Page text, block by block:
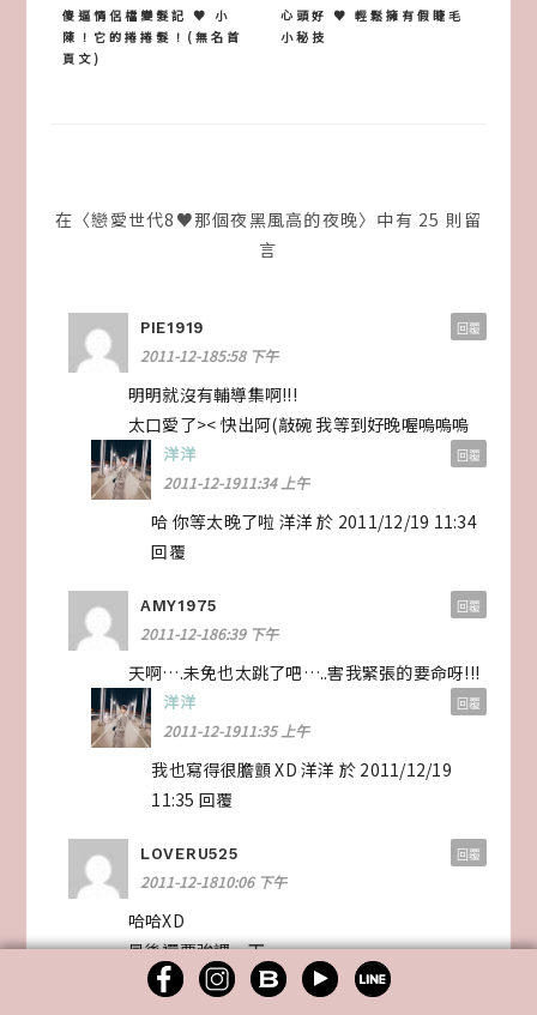
章
導
傻逼情侶檔變髮記 ♥ 小
陳！它的捲捲髮！(無名首
頁文)
心頭好 ♥ 輕鬆擁有假睫毛
小秘技
在〈戀愛世代8♥那個夜黑風高的夜晚〉中有 25 則留
言
PIE1919
2011-12-185:58 下午
明明就沒有輔導集啊!!!
太口愛了>< 快出阿(敲碗 我等到好晚喔嗚嗚嗚
回覆
洋洋
2011-12-1911:34 上午
哈 你等太晚了啦 洋洋 於 2011/12/19 11:34
回覆
回覆
AMY1975
2011-12-186:39 下午
天啊….未免也太跳了吧…..害我緊張的要命呀!!!
回覆
洋洋
2011-12-1911:35 上午
我也寫得很膽顫 XD 洋洋 於 2011/12/19
11:35 回覆
回覆
LOVERU525
2011-12-1810:06 下午
哈哈XD
最後還要強調一下˙
回覆
洋洋